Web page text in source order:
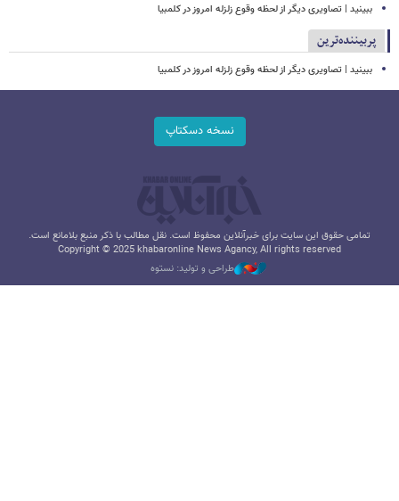
ببینید | تصاویری دیگر از لحظه وقوع زلزله امروز در کلمبیا
پربیننده‌ترین
ببینید | تصاویری دیگر از لحظه وقوع زلزله امروز در کلمبیا
نسخه دسکتاپ
تمامی حقوق این سایت برای خبرآنلاین محفوظ است. نقل مطالب با ذکر منبع بلامانع است.
Copyright © 2025 khabaronline News Agancy, All rights reserved
طراحی و تولید: نستوه